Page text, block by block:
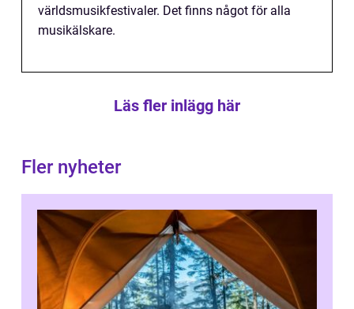
världsmusikfestivaler. Det finns något för alla
musikälskare.
Läs fler inlägg här
Fler nyheter